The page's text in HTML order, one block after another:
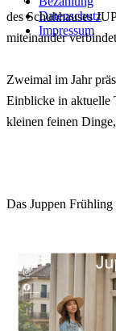
Datenschutz
Impressum
des Schuhhauses
miteinander
Zweimal im Jahr
Einblicke in aktuelle
kleinen feinen
Das Juppen